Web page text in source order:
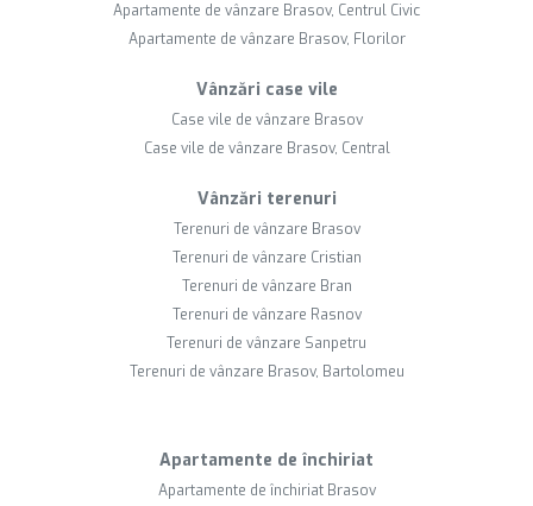
Apartamente de vânzare Brasov, Centrul Civic
Apartamente de vânzare Brasov, Florilor
Vânzări case vile
Case vile de vânzare Brasov
Case vile de vânzare Brasov, Central
Vânzări terenuri
Terenuri de vânzare Brasov
Terenuri de vânzare Cristian
Terenuri de vânzare Bran
Terenuri de vânzare Rasnov
Terenuri de vânzare Sanpetru
Terenuri de vânzare Brasov, Bartolomeu
Apartamente de închiriat
Apartamente de închiriat Brasov